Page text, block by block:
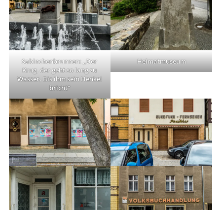
Sabinchenbrunnen: „Der
Krug, der geht so lang zu
Wasser, Bis ihm sein Henkel
bricht“
Heimatmuseum